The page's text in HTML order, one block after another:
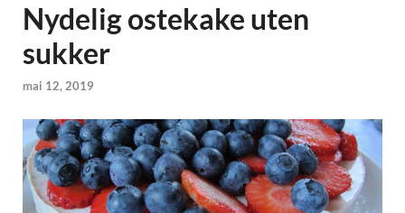
Nydelig ostekake uten
sukker
mai 12, 2019